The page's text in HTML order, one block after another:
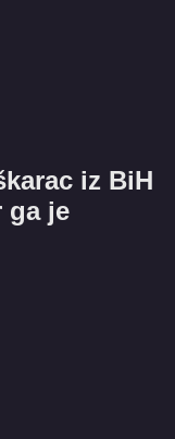
iz BiH
ga je